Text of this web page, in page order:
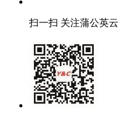
扫一扫 关注蒲公英云